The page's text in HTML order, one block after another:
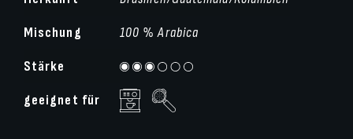
Mischung 100 % Arabica
Stärke
geeignet für